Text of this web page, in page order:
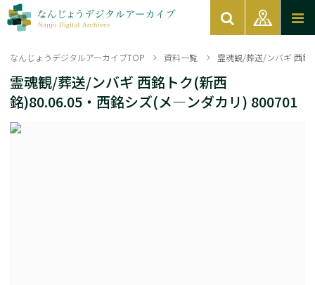
なんじょうデジタルアーカイブTOP 資料一覧 霊魂観/葬送/ンバギ 西銘
霊魂観/葬送/ンバギ 西銘トク(新西
銘)80.06.05・西銘シズ(メ―ンダカリ) 800701